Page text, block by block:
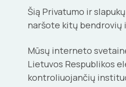
Šią Privatumo ir
naršote kitų bendrovių
Mūsų interneto
Lietuvos Respublikos
kontroliuojančių